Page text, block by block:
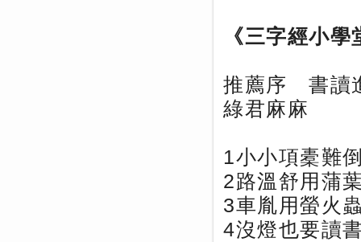
《三字經小
推薦序 書讀
綠君麻麻
1小小項橐難
2路溫舒用蒲
3車胤用螢火
4沒燈也要讀